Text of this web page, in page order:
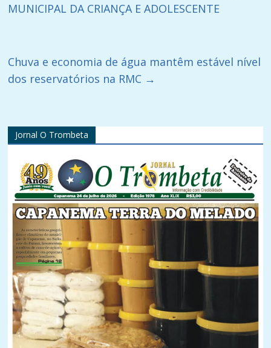
MUNICIPAL DA CRIANÇA E ADOLESCENTE
Chuva e economia de água mantêm estável nível
dos reservatórios na RMC →
Jornal O Trombeta